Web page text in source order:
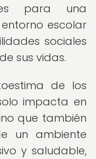
para una
escolar
sociales
sus vidas.
de los
impacta en
que también
un ambiente
y saludable,